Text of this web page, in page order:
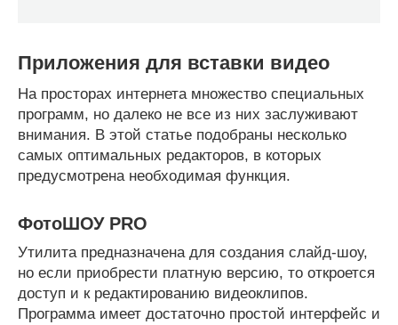
Приложения для вставки видео
На просторах интернета множество специальных
программ, но далеко не все из них заслуживают
внимания. В этой статье подобраны несколько
самых оптимальных редакторов, в которых
предусмотрена необходимая функция.
ФотоШОУ PRO
Утилита предназначена для создания слайд-шоу,
но если приобрести платную версию, то откроется
доступ и к редактированию видеоклипов.
Программа имеет достаточно простой интерфейс и